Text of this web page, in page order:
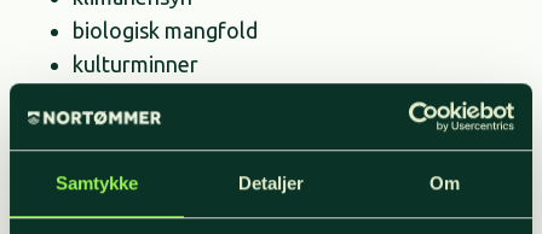
Samtykke Detaljer Om
biologisk mangfold
kulturminner
Strategien beskriver alt fra hvordan man sikrer